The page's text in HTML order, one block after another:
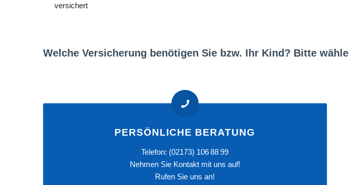
versichert
Welche Versicherung benötigen Sie bzw. Ihr Kind? Bitte
PERSÖNLICHE BERATUNG
Telefon: (02173) 106 88 99
Nehmen Sie Kontaktmit uns auf!
Rufen Sie uns an!